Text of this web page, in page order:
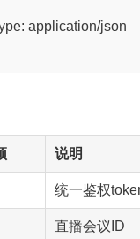
application/json
说明
统一鉴权
直播会议ID